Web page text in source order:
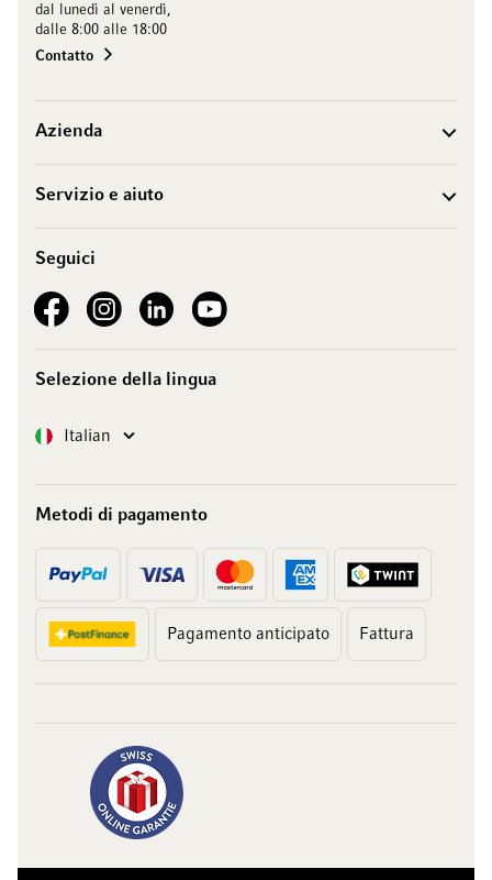
dal lunedì al venerdì,
dalle 8:00 alle 18:00
Contatto
Azienda
Servizio e aiuto
Seguici
See our FacebookSee our Instagram account
See our LinkedInSee our YouTube channel
Selezione della lingua
Lingua Italian
Metodi di pagamento
Pagamento anticipato Fattura